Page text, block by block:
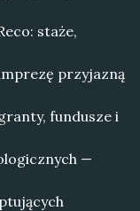
staże,
przyjazną
fundusze i
—